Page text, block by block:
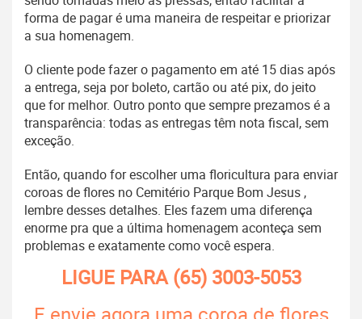
forma de pagar é uma maneira de respeitar e priorizar
a sua homenagem.
O cliente pode fazer o pagamento em até 15 dias após
a entrega, seja por boleto, cartão ou até pix, do jeito
que for melhor. Outro ponto que sempre prezamos é a
transparência: todas as entregas têm nota fiscal, sem
exceção.
Então, quando for escolher uma floricultura para enviar
coroas de flores no Cemitério Parque Bom Jesus ,
lembre desses detalhes. Eles fazem uma diferença
enorme pra que a última homenagem aconteça sem
problemas e exatamente como você espera.
LIGUE PARA(65) 3003-5053